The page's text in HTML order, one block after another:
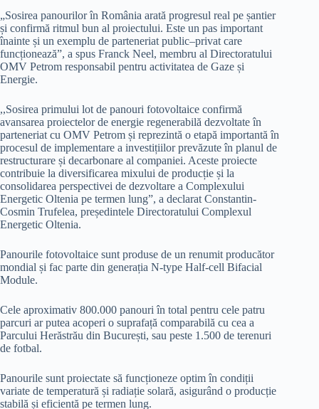
„Sosirea panourilor în România arată progresul real pe șantier
și confirmă ritmul bun al proiectului. Este un pas important
înainte și un exemplu de parteneriat public–privat care
funcționează”, a spus Franck Neel, membru al Directoratului
OMV Petrom responsabil pentru activitatea de Gaze și
Energie.
,,Sosirea primului lot de panouri fotovoltaice confirmă
avansarea proiectelor de energie regenerabilă dezvoltate în
parteneriat cu OMV Petrom și reprezintă o etapă importantă în
procesul de implementare a investițiilor prevăzute în planul de
restructurare și decarbonare al companiei. Aceste proiecte
contribuie la diversificarea mixului de producție și la
consolidarea perspectivei de dezvoltare a Complexului
Energetic Oltenia pe termen lung”, a declarat Constantin-
Cosmin Trufelea, președintele Directoratului Complexul
Energetic Oltenia.
Panourile fotovoltaice sunt produse de un renumit producător
mondial și fac parte din generația N-type Half-cell Bifacial
Module.
Cele aproximativ 800.000 panouri în total pentru cele patru
parcuri ar putea acoperi o suprafață comparabilă cu cea a
Parcului Herăstrău din București, sau peste 1.500 de terenuri
de fotbal.
Panourile sunt proiectate să funcționeze optim în condiții
variate de temperatură și radiație solară, asigurând o producție
stabilă și eficientă pe termen lung.